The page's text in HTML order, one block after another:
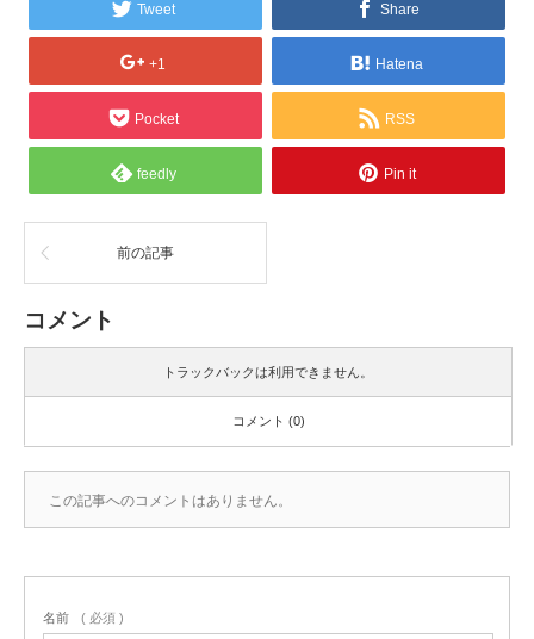
Tweet Share
+1 Hatena
Pocket RSS
feedly Pin it
前の記事
コメント
トラックバックは利用できません。
コメント (0)
この記事へのコメントはありません。
名前 ( 必須 )